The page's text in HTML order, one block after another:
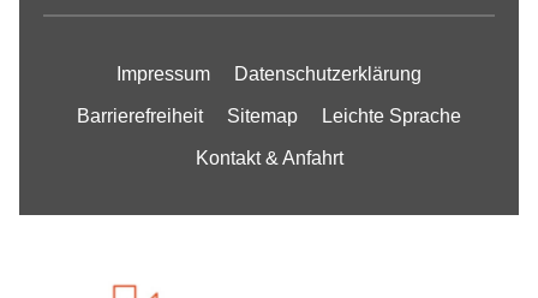
Impressum Datenschutzerklärung
Barrierefreiheit Sitemap Leichte Sprache
Kontakt & Anfahrt